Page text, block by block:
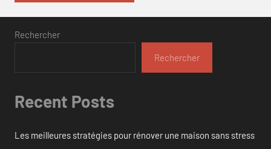
Rechercher
Rechercher
Recent Posts
Les meilleures stratégies pour rénover une maison sans stress